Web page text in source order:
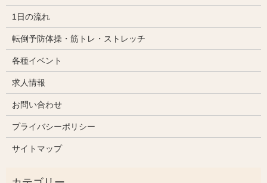
1日の流れ
転倒予防体操・筋トレ・ストレッチ
各種イベント
求人情報
お問い合わせ
プライバシーポリシー
サイトマップ